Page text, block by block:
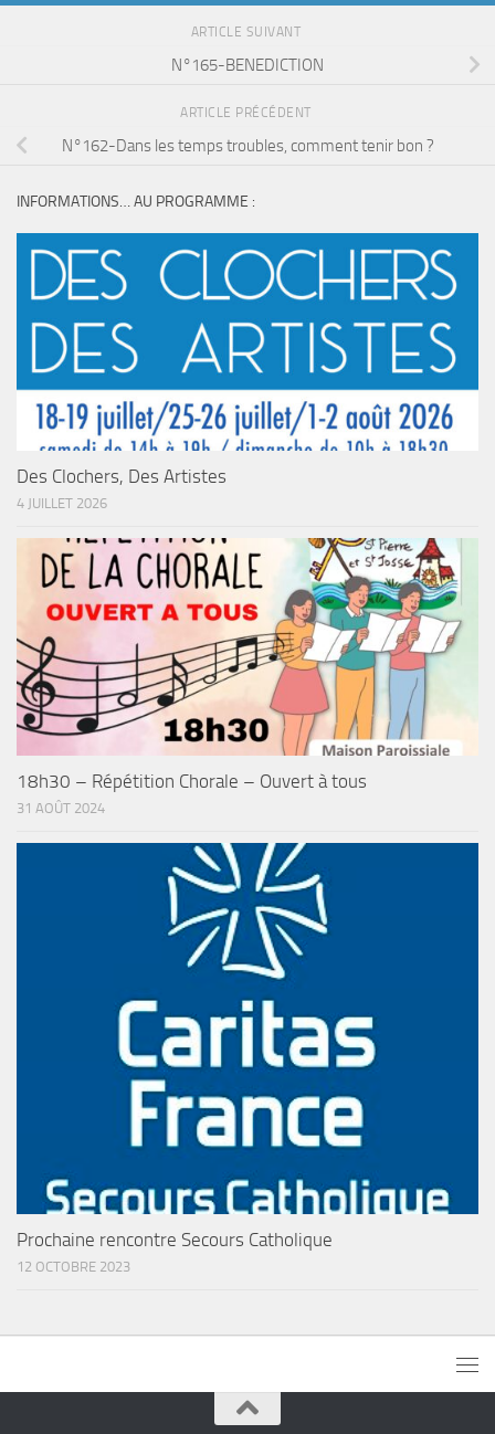
ARTICLE SUIVANT
N°165-BENEDICTION
ARTICLE PRÉCÉDENT
N°162-Dans les temps troubles, comment tenir bon ?
INFORMATIONS… AU PROGRAMME :
Des Clochers, Des Artistes
4 JUILLET 2026
18h30 – Répétition Chorale – Ouvert à tous
31 AOÛT 2024
Prochaine rencontre Secours Catholique
12 OCTOBRE 2023